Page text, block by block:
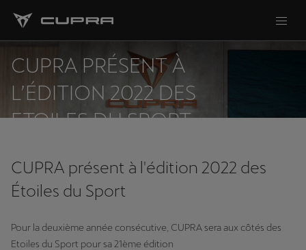
CUPRA PRÉSENT À
L’ÉDITION 2022 DES
ETOILES DU SPORT
CUPRA présent à l'édition 2022 des
Étoiles du Sport
Pour la deuxième année consécutive, CUPRA sera aux côtés des
Etoiles du Sport pour sa 21ème édition